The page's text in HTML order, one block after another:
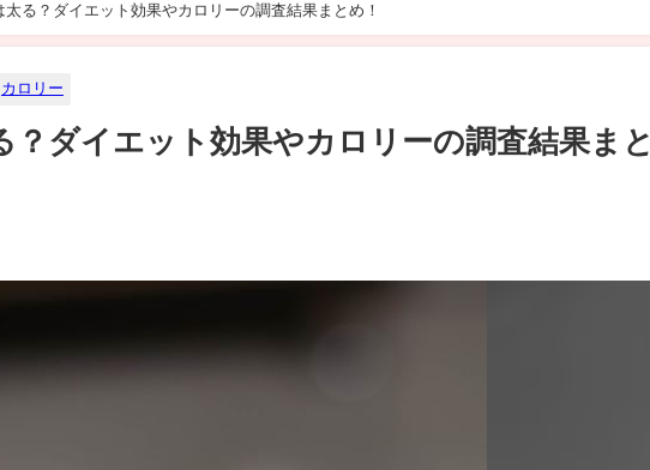
太る？ダイエット効果やカロリーの調査結果まとめ！
カロリー
？ダイエット効果やカロリーの調査結果まと